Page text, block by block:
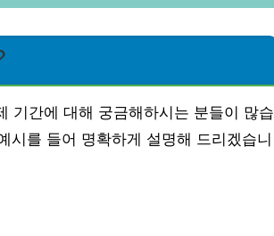
기간에 대해 궁금해하시는 분들이 많습
시를 들어 명확하게 설명해 드리겠습니